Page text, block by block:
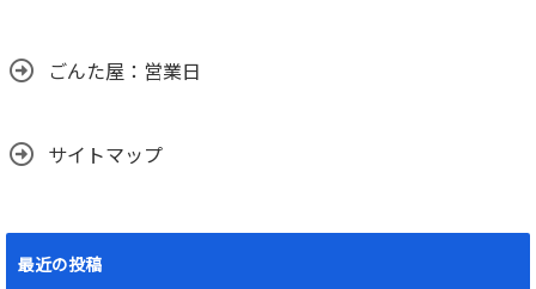
ごんた屋：営業日
サイトマップ
最近の投稿